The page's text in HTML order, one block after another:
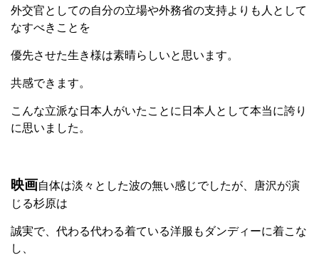
外交官としての自分の立場や外務省の支持よりも人として
なすべきことを
優先させた生き様は素晴らしいと思います。
共感できます。
こんな立派な日本人がいたことに日本人として本当に誇り
に思いました。
映画自体は淡々とした波の無い感じでしたが、唐沢が演
じる杉原は
誠実で、代わる代わる着ている洋服もダンディーに着こな
し、